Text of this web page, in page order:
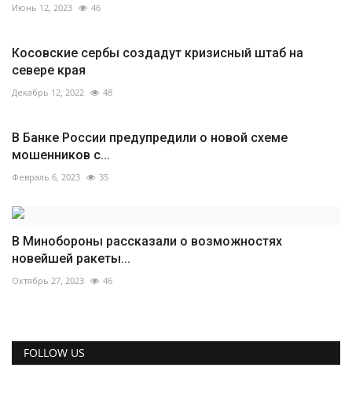
Июнь 12, 2023 46
Косовские сербы создадут кризисный штаб на
севере края
Декабрь 12, 2022 48
В Банке России предупредили о новой схеме
мошенников с...
Февраль 6, 2023 35
В Минобороны рассказали о возможностях
новейшей ракеты...
Октябрь 27, 2023 46
FOLLOW US